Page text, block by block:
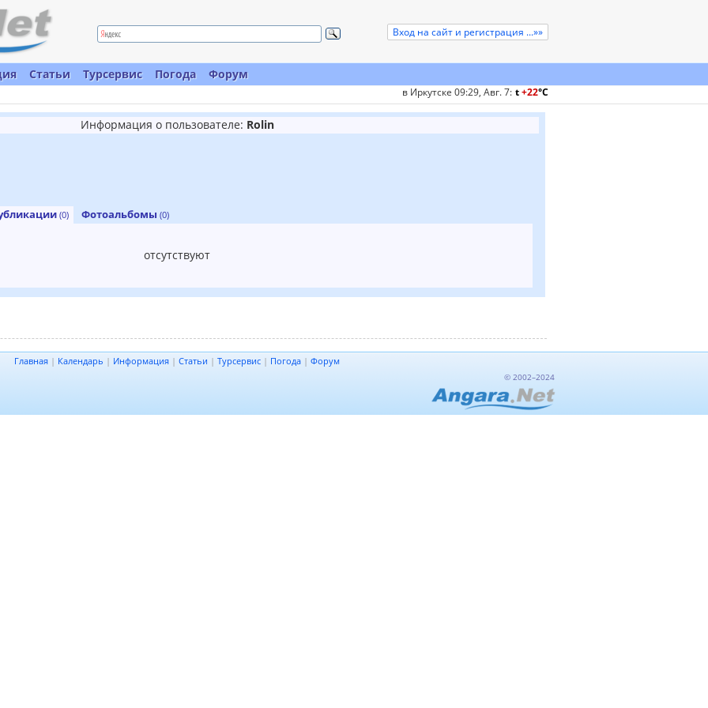
Вход на сайт и регистрация ...»»
Статьи Турсервис Погода Форум
в Иркутске 09:29, Авг. 7: t+22°C
Информация о пользователе: Rolin
(0) Фотоальбомы (0)
отсутствуют
Главная | Календарь | Информация | Статьи | Турсервис | Погода | Форум
© 2002–2024